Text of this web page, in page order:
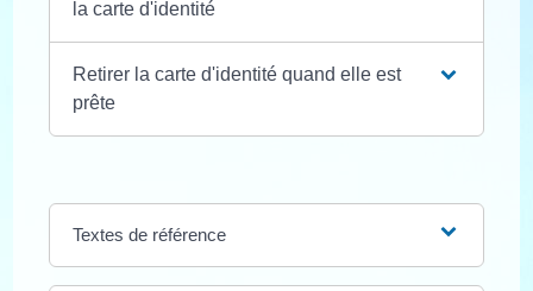
la carte d'identité
Retirer la carte d'identité quand elle est
prête
Textes de référence